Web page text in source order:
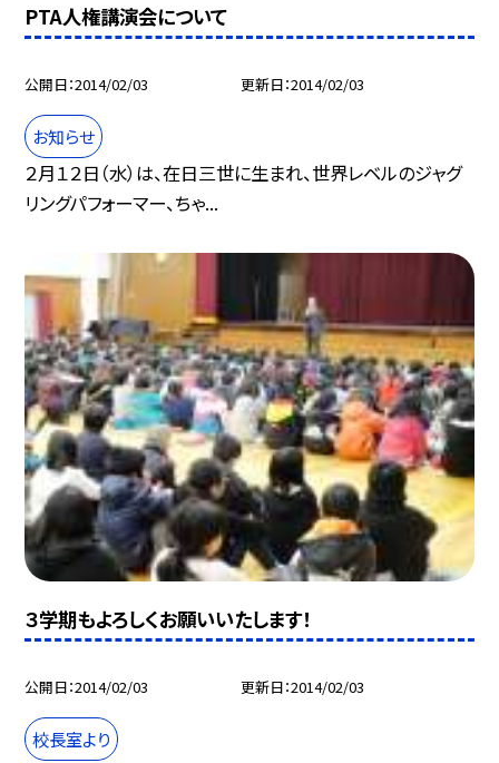
PTA人権講演会について
公開日 2014/02/03 更新日 2014/02/03
お知らせ
２月１２日（水）は、在日三世に生まれ、世界レベルのジャグ
リングパフォーマー、ちゃ...
３学期もよろしくお願いいたします！
公開日 2014/02/03 更新日 2014/02/03
校長室より